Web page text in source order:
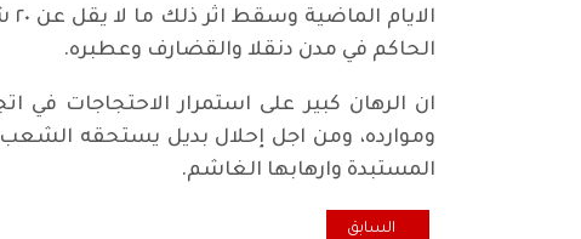
الحاكم في مدن دنقلا والقضارف وعطبره.
ان الرهان كبير على استمرار الاحتجاجات في
وموارده، ومن اجل إحلال بديل يستحقه
المستبدة وارهابها الغاشم.
المقال السابق: وقفة اقتصادية.. عندما تصبح الصناعة
السابق